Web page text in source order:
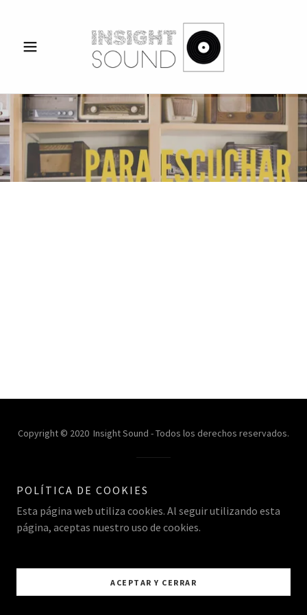
Copyright © 2020 Insight Sound - Todos los derechos reservados.
POLÍTICA DE COOKIES
Esta página web utiliza cookies. Al seguir utilizando esta
página, aceptas nuestro uso de cookies.
ACEPTAR Y CERRAR